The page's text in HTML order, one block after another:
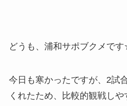
どうも、浦和サポブクメで
今日も寒かったですが、2試
くれたため、比較的観戦し